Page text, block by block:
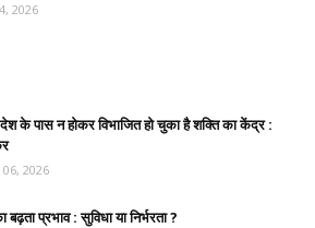
2026
के पास न होकर विभाजित हो चुका है शक्ति का केंद्र :
2026
प्रभाव : सुविधा या निर्भरता ?